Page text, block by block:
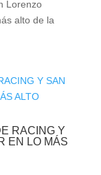
Lorenzo
alto de la
RACING Y
EN LO MÁS